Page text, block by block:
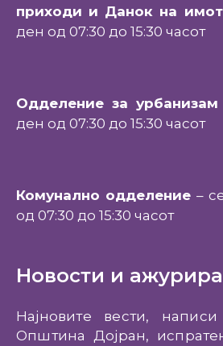
приходи и Данок на имот
ден од 07:30 до 15:30 часот
Одделение за урбанизам
ден од 07:30 до 15:30 часот
Комунално одделение –
од 07:30 до 15:30 часот
Новости и
Најновите вести,
Општина Дојран,